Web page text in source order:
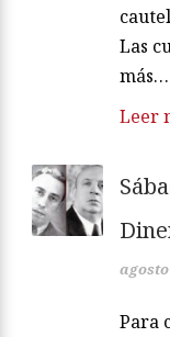
Las
más…
Leer
agosto
Para